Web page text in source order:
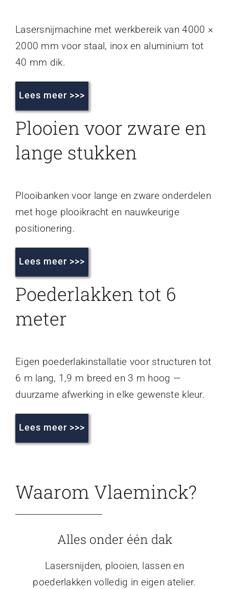
Lasersnijmachine met werkbereik van 4000 ×
2000 mm voor staal, inox en aluminium tot
40 mm dik.
Lees meer >>>
Plooien voor zware en
lange stukken
Plooibanken voor lange en zware onderdelen
met hoge plooikracht en nauwkeurige
positionering.
Lees meer >>>
Poederlakken tot 6
meter
Eigen poederlakinstallatie voor structuren tot
6 m lang, 1,9 m breed en 3 m hoog —
duurzame afwerking in elke gewenste kleur.
Lees meer >>>
Waarom Vlaeminck?
Alles onder één dak
Lasersnijden, plooien, lassen en
poederlakken volledig in eigen atelier.